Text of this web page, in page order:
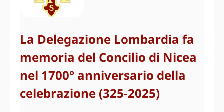
La Delegazione Lombardia fa
memoria del Concilio di Nicea
nel 1700° anniversario della
celebrazione (325-2025)